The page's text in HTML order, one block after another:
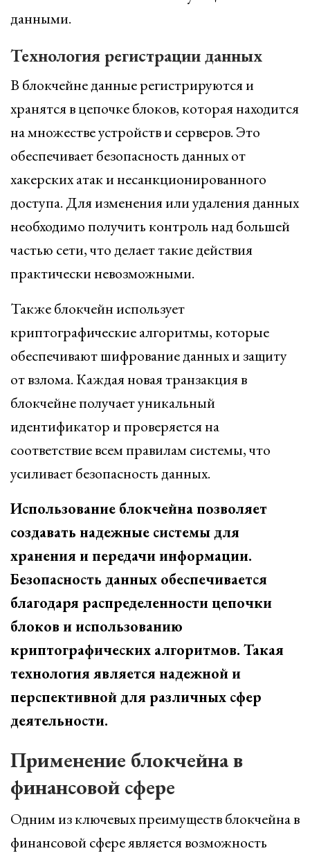
данными.
Технология регистрации данных
В блокчейне данные регистрируются и
хранятся в цепочке блоков, которая находится
на множестве устройств и серверов. Это
обеспечивает безопасность данных от
хакерских атак и несанкционированного
доступа. Для изменения или удаления данных
необходимо получить контроль над большей
частью сети, что делает такие действия
практически невозможными.
Также блокчейн использует
криптографические алгоритмы, которые
обеспечивают шифрование данных и защиту
от взлома. Каждая новая транзакция в
блокчейне получает уникальный
идентификатор и проверяется на
соответствие всем правилам системы, что
усиливает безопасность данных.
Использование блокчейна позволяет
создавать надежные системы для
хранения и передачи информации.
Безопасность данных обеспечивается
благодаря распределенности цепочки
блоков и использованию
криптографических алгоритмов. Такая
технология является надежной и
перспективной для различных сфер
деятельности.
Применение блокчейна в
финансовой сфере
Одним из ключевых преимуществ блокчейна в
финансовой сфере является возможность